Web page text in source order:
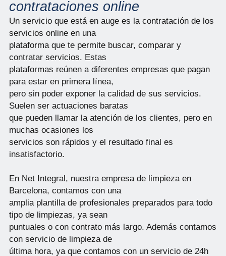
contrataciones online
Un servicio que está en auge es la contratación de los
servicios online en una
plataforma que te permite buscar, comparar y
contratar servicios. Estas
plataformas reúnen a diferentes empresas que pagan
para estar en primera línea,
pero sin poder exponer la calidad de sus servicios.
Suelen ser actuaciones baratas
que pueden llamar la atención de los clientes, pero en
muchas ocasiones los
servicios son rápidos y el resultado final es
insatisfactorio.
En Net Integral, nuestra empresa de limpieza en
Barcelona, contamos con una
amplia plantilla de profesionales preparados para todo
tipo de limpiezas, ya sean
puntuales o con contrato más largo. Además contamos
con servicio de limpieza de
última hora, ya que contamos con un servicio de 24h